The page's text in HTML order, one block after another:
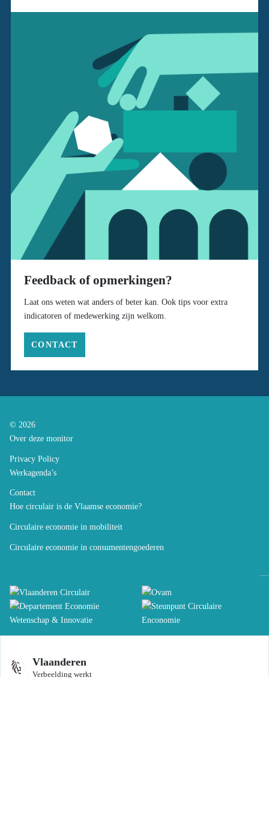
Feedback of opmerkingen?
Laat ons weten wat anders of beter kan. Ook tips voor extra
indicatoren of medewerking zijn welkom.
CONTACT
© 2026
Over deze monitor
Privacy Policy
Werkagenda’s
Contact
Hoe circulair is de Vlaamse economie?
Circulaire economie in mobiliteit
Circulaire economie in consumentengoederen
Vlaanderen
Verbeelding werkt